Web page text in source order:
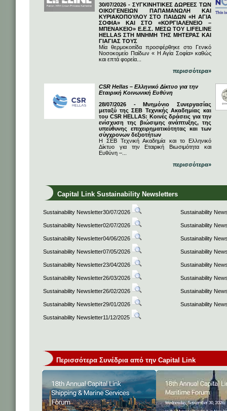
30/07/2026 - ΣΥΓΚΙΝΗΤΙΚΕΣ ΔΩΡΕΕΣ ΤΩΝ
ΟΙΚΟΓΕΝΕΙΩΝ ΠΑΠΑΜΑΝΩΛΗ ΚΑΙ
ΚΥΡΙΑΚΟΠΟΥΛΟΥ ΣΤΟ ΠΑΙΔΩΝ «Η ΑΓΙΑ
ΣΟΦΙΑ» ΚΑΙ ΣΤΟ «ΚΟΡΓΙΑΛΕΝΕΙΟ –
ΜΠΕΝΑΚΕΙΟ» Ε.Ε.Σ. ΜΕΣΩ ΤΟΥ LIFELINE
HELLAS ΣΤΗ ΜΝΗΜΗ ΤΗΣ ΜΗΤΕΡΑΣ ΚΑΙ
ΓΙΑΓΙΑΣ ΤΟΥΣ
Μία θερμοκοιτίδα προσφέρθηκε στο Γενικό
Νοσοκομείο Παίδων « Η Αγία Σοφία» καθώς
και επτά φορεία...
περισσότερα»
CSR Hellas – Ελληνικό Δίκτυο για την
Εταιρική Κοινωνική Ευθύνη
28/07/2026 - Μνημόνιο Συνεργασίας
μεταξύ της ΣΕΒ Τεχνικής Ακαδημίας και
του CSR HELLAS: Κοινές δράσεις για την
ενίσχυση της βιώσιμης ανάπτυξης, της
υπεύθυνης επιχειρηματικότητας και των
σύγχρονων δεξιοτήτων
Η ΣΕΒ Τεχνική Ακαδημία και το Ελληνικό
Δίκτυο για την Εταιρική Βιωσιμότητα και
Ευθύνη –...
περισσότερα»
Capital Link Sustainability Newsletters
Sustainability Newsletter30/07/2026 Sustainability
Sustainability Newsletter02/07/2026 Sustainability
Sustainability Newsletter04/06/2026 Sustainability
Sustainability Newsletter07/05/2026 Sustainability
Sustainability Newsletter23/04/2026 Sustainability
Sustainability Newsletter26/03/2026 Sustainability
Sustainability Newsletter26/02/2026 Sustainability
Sustainability Newsletter29/01/2026 Sustainability
Sustainability Newsletter11/12/2025
Περισσότερα Συνέδρια από την Capital Link